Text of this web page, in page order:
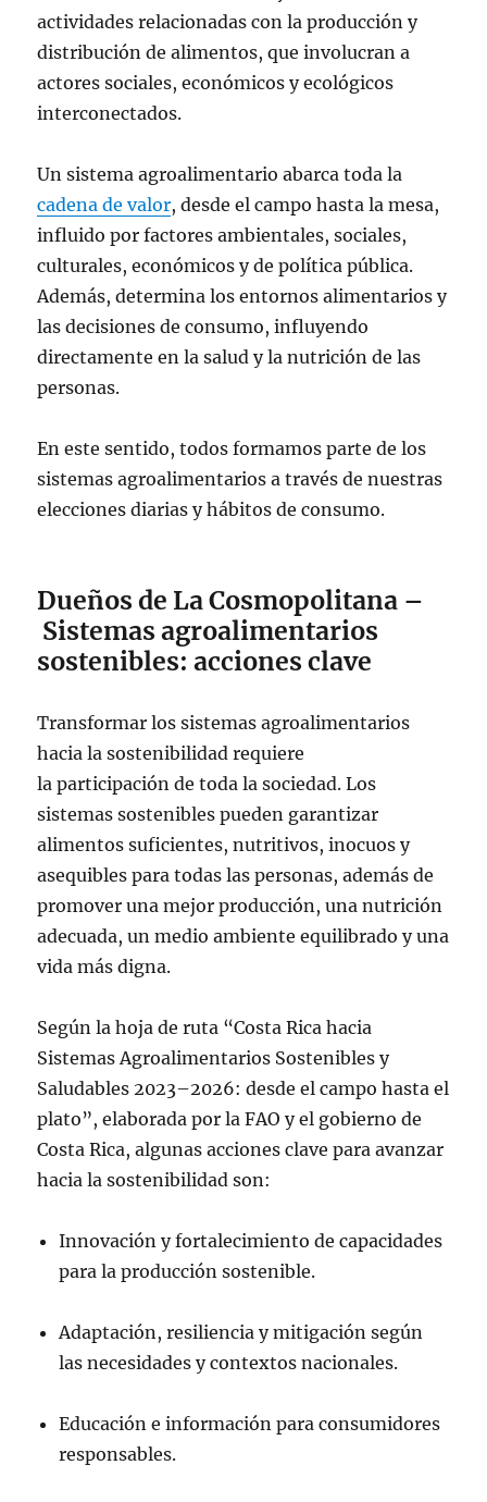
actividades relacionadas con la producción y
distribución de alimentos, que involucran a
actores sociales, económicos y ecológicos
interconectados.
Un sistema agroalimentario abarca toda la
cadena de valor, desde el campo hasta la mesa,
influido por factores ambientales, sociales,
culturales, económicos y de política pública.
Además, determina los entornos alimentarios y
las decisiones de consumo, influyendo
directamente en la salud y la nutrición de las
personas.
En este sentido, todos formamos parte de los
sistemas agroalimentarios a través de nuestras
elecciones diarias y hábitos de consumo.
Dueños de La Cosmopolitana –
Sistemas agroalimentarios
sostenibles: acciones clave
Transformar los sistemas agroalimentarios
hacia la sostenibilidad requiere
la participación de toda la sociedad. Los
sistemas sostenibles pueden garantizar
alimentos suficientes, nutritivos, inocuos y
asequibles para todas las personas, además de
promover una mejor producción, una nutrición
adecuada, un medio ambiente equilibrado y una
vida más digna.
Según la hoja de ruta “Costa Rica hacia
Sistemas Agroalimentarios Sostenibles y
Saludables 2023–2026: desde el campo hasta el
plato”, elaborada por la FAO y el gobierno de
Costa Rica, algunas acciones clave para avanzar
hacia la sostenibilidad son:
Innovación y fortalecimiento de capacidades
para la producción sostenible.
Adaptación, resiliencia y mitigación según
las necesidades y contextos nacionales.
Educación e información para consumidores
responsables.